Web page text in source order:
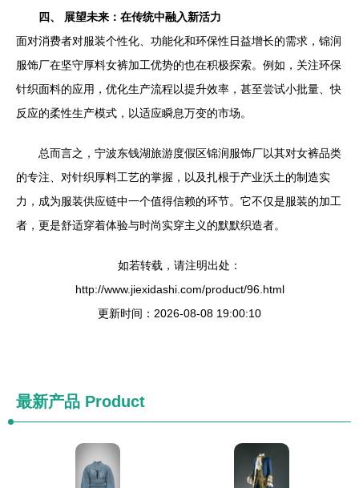
四、 展望未来：在传统中融入新活力
面对消费者对服装个性化、功能化和环保性日益增长的需求，锦润
服饰厂在坚守厚料女裤加工优势的也在积极探索。例如，关注环保
针织面料的应用，优化生产流程以提升效率，甚至尝试小批量、快
反应的柔性生产模式，以适应瞬息万变的市场。
总而言之，宁波东钱湖旅游度假区锦润服饰厂以其对女裤品类
的专注、对针织厚料工艺的掌握，以及扎根于产业沃土的制造实
力，成为服装供应链中一个值得信赖的环节。它不仅是服装的加工
者，更是舒适穿着体验与时尚实穿主义的默默织造者。
如若转载，请注明出处：
http://www.jiexidashi.com/product/96.html
更新时间：2026-08-08 19:00:10
最新产品 Product